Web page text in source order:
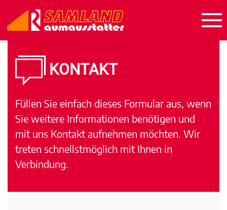
KONTAKT
Füllen Sie einfach dieses Formular aus, wenn
Sie weitere Informationen benötigen und
mit uns Kontakt aufnehmen möchten. Wir
treten schnellstmöglich mit Ihnen in
Verbindung.